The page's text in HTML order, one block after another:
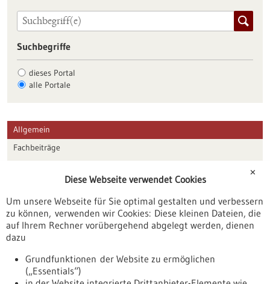
Suchbegriffe
dieses Portal
alle Portale
Allgemein
Fachbeiträge
Veranstaltungen
Erscheinungsdatum
✕
Diese Webseite verwendet Cookies
Um unsere Webseite für Sie optimal gestalten und verbessern
zu können, verwenden wir Cookies: Diese kleinen Dateien, die
auf Ihrem Rechner vorübergehend abgelegt werden, dienen
dazu
Grundfunktionen der Website zu ermöglichen
(„Essentials“)